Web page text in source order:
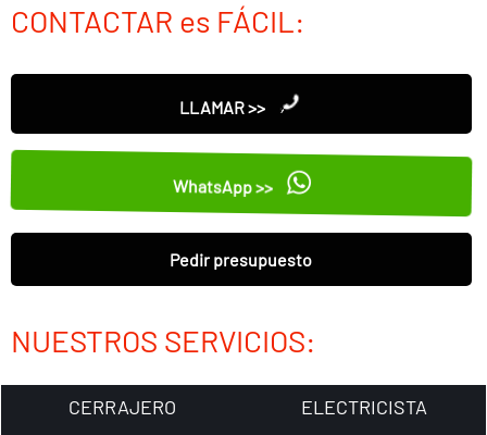
CONTACTAR es FÁCIL:
LLAMAR >>
WhatsApp >>
Pedir presupuesto
NUESTROS SERVICIOS:
CERRAJERO
ELECTRICISTA